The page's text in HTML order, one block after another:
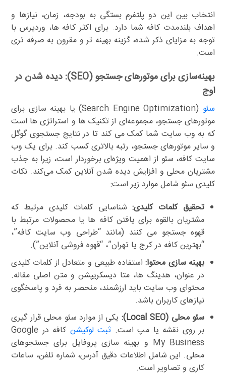
انتخاب بین این دو پلتفرم بستگی به بودجه، زمان، نیازها و
اهداف بلندمدت کافه شما دارد. برای اکثر کافه ها، وردپرس با
توجه به مزایای ذکر شده، گزینه بهینه تر و مقرون به صرفه تری
است.
بهینه‌سازی برای موتورهای جستجو (SEO): دیده شدن در
اوج
سئو
(Search Engine Optimization) یا بهینه سازی برای
موتورهای جستجو، مجموعه‌ای از تکنیک ها و استراتژی ها است
که به وب سایت شما کمک می کند تا در نتایج جستجوی گوگل
و سایر موتورهای جستجو، رتبه بالاتری کسب کند. برای یک وب
سایت کافه، سئو از اهمیت ویژه‌ای برخوردار است، زیرا به جذب
مشتریان محلی و افزایش دیده شدن آنلاین کمک می‌کند. نکات
کلیدی سئو شامل موارد زیر است:
تحقیق کلمات کلیدی:شناسایی کلمات کلیدی مرتبط که
مشتریان بالقوه برای یافتن کافه ها یا محصولات مرتبط با
قهوه جستجو می کنند (مانند “طراحی وب سایت کافه”،
“بهترین کافه در کرج یا تهران”، “قهوه فروشی آنلاین”).
بهینه سازی محتوا:استفاده طبیعی و متعادل از کلمات کلیدی
در عنوان، هدینگ ها، متا دیسکریپشن و متن اصلی مقاله.
محتوای وب سایت باید ارزشمند، منحصر به فرد و پاسخگوی
نیازهای کاربران باشد.
سئو محلی (Local SEO):
یکی از موارد سئو محلی قرار گیری
بر روی نقشه یا مپ است. ثبت لوکیشن
کافه در Google
My Business و بهینه سازی پروفایل برای جستجوهای
محلی. این شامل اطلاعات دقیق آدرس، شماره تلفن، ساعات
کاری و تصاویر است.